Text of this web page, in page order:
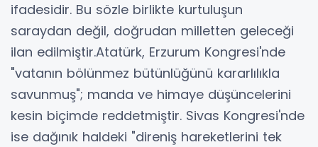
ifadesidir. Bu sözle birlikte kurtuluşun
saraydan değil, doğrudan milletten geleceği
ilan edilmiştir.Atatürk, Erzurum Kongresi'nde
"vatanın bölünmez bütünlüğünü kararlılıkla
savunmuş"; manda ve himaye düşüncelerini
kesin biçimde reddetmiştir. Sivas Kongresi'nde
ise dağınık haldeki "direniş hareketlerini tek